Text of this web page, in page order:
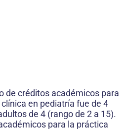
de créditos académicos para
en pediatría fue de 4
de 4 (rango de 2 a 15).
para la práctica